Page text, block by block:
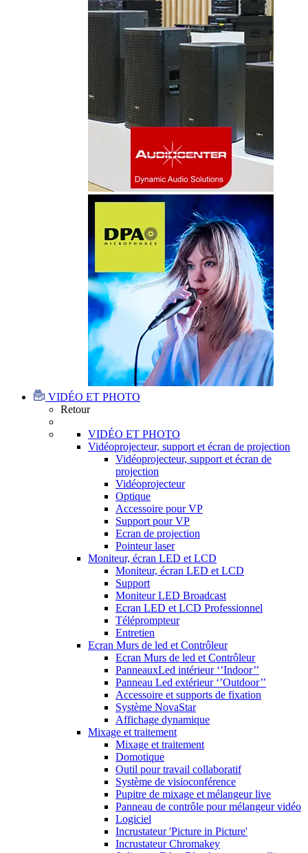
VIDÉO ET PHOTO
Retour
VIDÉO ET PHOTO
Vidéoprojecteur, support et écran de projection
Vidéoprojecteur, support et écran de
projection
Vidéoprojecteur
Optique
Accessoire pour VP
Support pour VP
Ecran de projection
Pointeur laser
Moniteur, écran LED et LCD
Moniteur, écran LED et LCD
Support
Moniteur LED Broadcast
Ecran LED et LCD Professionnel
Téléprompteur
Entretien
Ecran Murs de led et Contrôleur
Ecran Murs de led et Contrôleur
PanneauxLed intérieur ‘’Indoor’’
Panneau Led extérieur ‘’Outdoor’’
Accessoire et supports de fixation
Système NovaStar
Affichage dynamique
Mixage et traitement
Mixage et traitement
Domotique
Outil pour travail collaboratif
Système de visioconférence
Pupitre de mixage et mélangeur live
Panneau de contrôle pour mélangeur vidéo
Logiciel
Incrustateur 'Picture in Picture'
Incrustateur Chromakey